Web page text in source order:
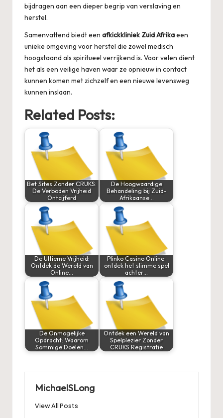
bijdragen aan een dieper begrip van verslaving en
herstel.
Samenvattend biedt een afkickkliniek Zuid Afrikaeen
unieke omgeving voor herstel die zowel medisch
hoogstaand als spiritueel verrijkend is. Voor velen dient
het als een veilige haven waar ze opnieuw in contact
kunnen komen met zichzelf en een nieuwe levensweg
kunnen inslaan.
Related Posts:
Bet Sites Zonder CRUKS:
De Verboden Vrijheid
Ontcijferd
De Hoogwaardige
Behandeling bij Zuid-
Afrikaanse…
De Ultieme Vrijheid:
Ontdek de Wereld van
Online…
Plinko Casino Online:
ontdek het slimme spel
achter…
De Onmogelijke
Opdracht: Waarom
Sommige Doelen…
Ontdek een Wereld van
Spelplezier Zonder
CRUKS Registratie
MichaelSLong
View All Posts